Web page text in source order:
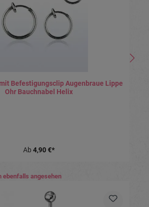
Befestigungsclip Augenbraue Lippe
Ohr Bauchnabel Helix
Ab 4,90 €*
ebenfalls angesehen